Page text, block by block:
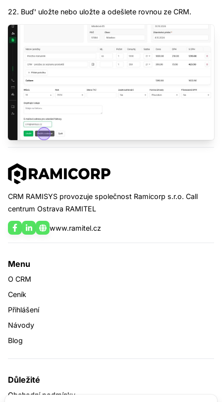
22. Buď‘ uložte nebo uložte a odešlete rovnou ze CRM.
CRM RAMISYS provozuje společnost Ramicorp s.r.o. Call
centrum Ostrava RAMITEL
www.ramitel.cz
Menu
O CRM
Ceník
Přihlášení
Návody
Blog
Důležité
Obchodní podmínky